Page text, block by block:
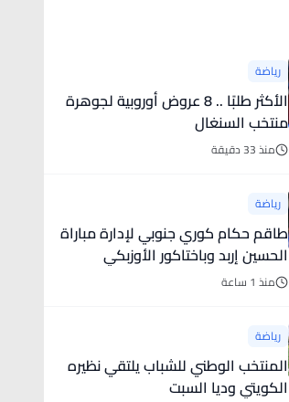
رياضة
الأكثر طلبًا .. 8 عروض أوروبية لجوهرة
منتخب السنغال
منذ 33 دقيقة
رياضة
طاقم حكام كوري جنوبي لإدارة مباراة
الحسين إربد وباختاكور الأوزبكي
منذ 1 ساعة
رياضة
المنتخب الوطني للشباب يلتقي نظيره
الكويتي وديا السبت